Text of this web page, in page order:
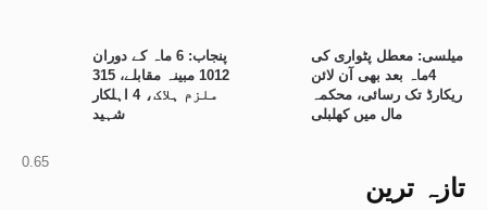
تازہ ترین
پنجاب: 6 ماہ کے دوران
1012 مبینہ مقابلے، 315
ملزم ہلاک، 4 اہلکار
شہید
میلسی: معطل پٹواری کی
4ماہ بعد بھی آن لائن
ریکارڈ تک رسائی، محکمہ
مال میں کھلبلی